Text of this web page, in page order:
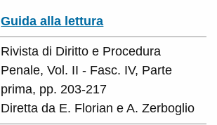
Guida alla lettura
Rivista di Diritto e Procedura
Penale, Vol. II - Fasc. IV, Parte
prima, pp. 203-217
Diretta da E. Florian e A. Zerboglio